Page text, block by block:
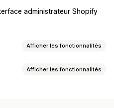
administrateur Shopify
Afficher les fonctionnalités
Afficher les fonctionnalités